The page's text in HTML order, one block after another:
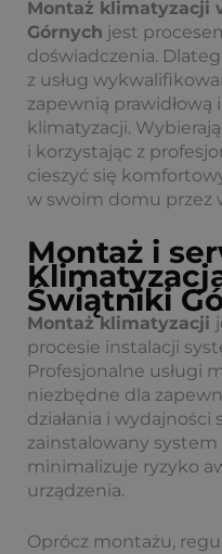
Montaż klimatyzacji
Górnych jest
doświadczenia.
z usług
zapewnią prawidłową
klimatyzacji.
i korzystając z
cieszyć się
w swoim domu przez
Montaż i
Świątniki
Montaż klimatyzacji
procesie instalacji
Profesjonalne usługi
niezbędne dla
działania i wydajności
zainstalowany
minimalizuje ryzyko
urządzenia.
Oprócz montażu,